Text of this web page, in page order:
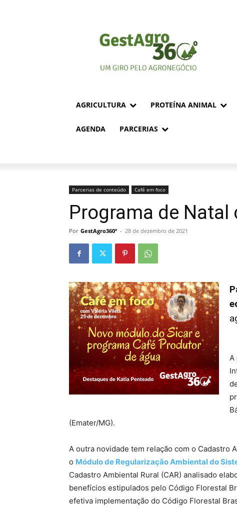
AGRICULTURA PROTEÍNA ANIMAL
AGENDA PARCERIAS
Parcerias de conteúdo Café em foco
Programa de Natal
Por GestAgro360º - 28 de dezembro de 2021
A
(Emater/MG).
A outra novidade tem relação com o Cadastro
o Módulo de Regularização Ambiental do
Cadastro Ambiental Rural (CAR) analisado
benefícios estipulados pelo Código Florestal
efetiva implementação do Código Florestal